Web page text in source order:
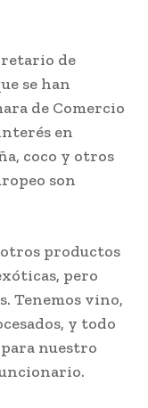
de
se han
de Comercio
en
coco y otros
son
productos
pero
Tenemos vino,
y todo
nuestro